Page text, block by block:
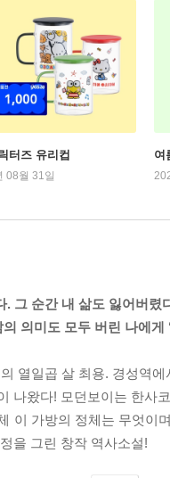
터즈 유리컵
08월 31일
여
. 그 순간 내 삶도 잃어버렸
의미도 모두 버린 나에게
열일곱 살 최용. 경성역
나왔다! 모던보이는 한사
가방의 정체는 무엇이
을 그린 창작 역사소설!